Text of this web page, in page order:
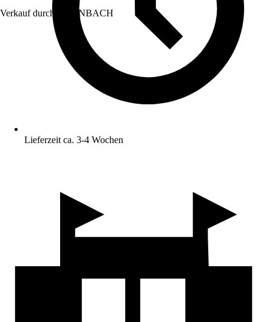
Verkauf durch: HORNBACH
Lieferzeit ca. 3-4 Wochen